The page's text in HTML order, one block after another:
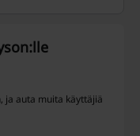
ja auta muita käyttäjiä